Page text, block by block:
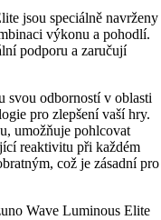
jsou speciálně navrženy
výkonu a pohodlí.
podporu a zaručují
svou odborností v oblasti
pro zlepšení vaší hry.
umožňuje pohlcovat
reaktivitu při každém
což je zásadní pro
Wave Luminous Elite